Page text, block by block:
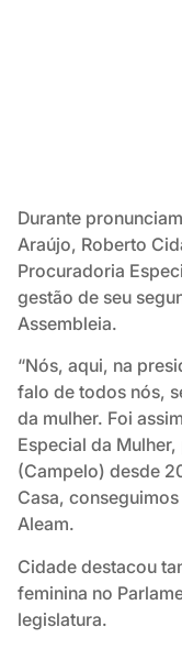
Durante
Araújo, Roberto
Procuradoria
gestão de seu
Assembleia.
“Nós, aqui, na
falo de todos nós,
da mulher. Foi
Especial da
(Campelo) desde
Casa,
Aleam.
Cidade destacou
feminina no
legislatura.